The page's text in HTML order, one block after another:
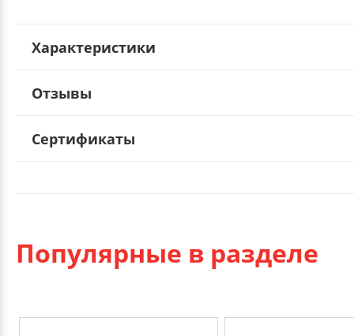
Характеристики
Отзывы
Сертификаты
Популярные в разделе